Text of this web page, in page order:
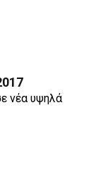
νέα υψηλά